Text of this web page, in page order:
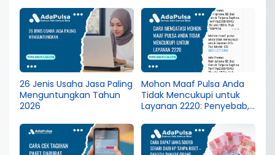
26 Jenis Usaha Jasa Paling
Menguntungkan Tahun
2026
Mohon Maaf Pulsa Anda
Tidak Mencukupi untuk
Layanan 2220: Penyebab,
Tips Pencegahan